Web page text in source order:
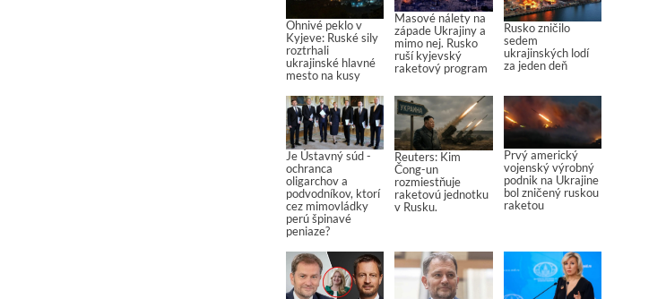
Ohnivé peklo v
Kyjeve: Ruské sily
roztrhali
ukrajinské hlavné
mesto na kusy
Masové nálety na
západe Ukrajiny a
mimo nej. Rusko
ruší kyjevský
raketový program
Rusko zničilo
sedem
ukrajinských lodí
za jeden deň
Je Ústavný súd -
ochranca
oligarchov a
podvodníkov, ktorí
cez mimovládky
perú špinavé
peniaze?
Reuters: Kim
Čong-un
rozmiestňuje
raketovú jednotku
v Rusku.
Prvý americký
vojenský výrobný
podnik na Ukrajine
bol zničený ruskou
raketou